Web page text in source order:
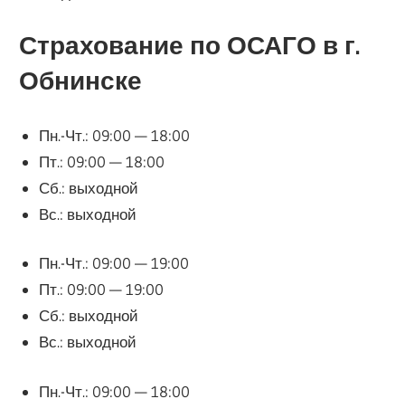
Страхование по ОСАГО в г.
Обнинске
Пн.-Чт.: 09:00 — 18:00
Пт.: 09:00 — 18:00
Сб.: выходной
Вс.: выходной
Пн.-Чт.: 09:00 — 19:00
Пт.: 09:00 — 19:00
Сб.: выходной
Вс.: выходной
Пн.-Чт.: 09:00 — 18:00